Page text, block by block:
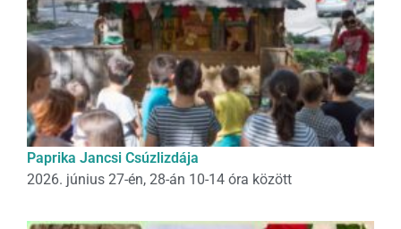
Paprika Jancsi Csúzlizdája
2026. június 27-én, 28-án 10-14 óra között